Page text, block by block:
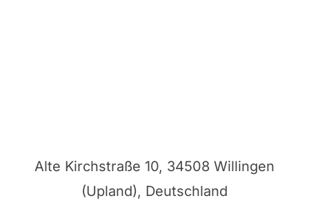
Alte Kirchstraße 10, 34508 Willingen
(Upland), Deutschland